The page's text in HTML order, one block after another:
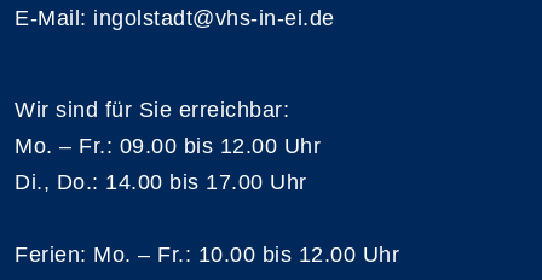
E-Mail: ingolstadt@vhs-in-ei.de
Wir sind für Sie erreichbar:
Mo. – Fr.: 09.00 bis 12.00 Uhr
Di., Do.: 14.00 bis 17.00 Uhr
Ferien: Mo. – Fr.: 10.00 bis 12.00 Uhr